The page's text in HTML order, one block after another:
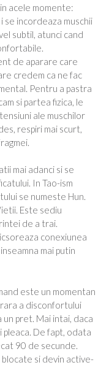
acele momente:
se incordeaza muschii
subtil, atunci cand
de aparare care
credem ca ne fac
Pentru a pastra
si partea fizica, le
ale muschilor
respiri mai scurt,
mai adanci si se
In Tao-ism
se numeste Hun.
Este sediu
de a trai.
conexiunea
mai putin
este un momentan
a disconfortului
pret. Mai intai, daca
pleaca. De fapt, odata
90 de secunde.
si devin active-